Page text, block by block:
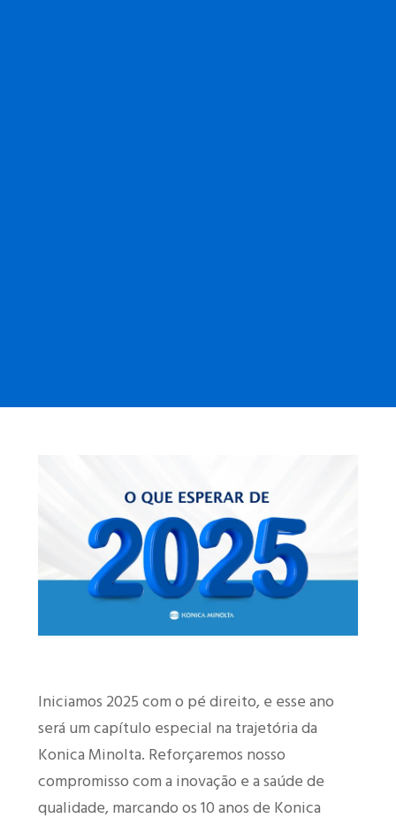
Iniciamos 2025 com o pé direito, e esse ano
será um capítulo especial na trajetória da
Konica Minolta. Reforçaremos nosso
compromisso com a inovação e a saúde de
qualidade, marcando os 10 anos de Konica